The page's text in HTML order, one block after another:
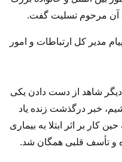
آن مرحوم تسلیت گفت.
مدیر کل ارتباطات و امور
شاهد از دست دادن یکی
خبر درگذشت زنده یاد
کار بر اثر ابتلا به بیماری
و تأسف قلبی همگان شد.